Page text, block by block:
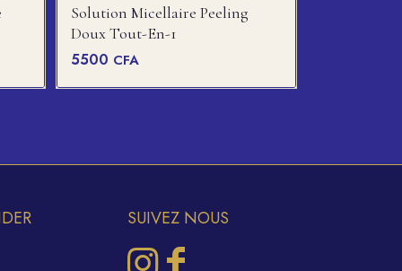
Solution Micellaire Peeling
Doux Tout-En-1
5500 CFA
SUIVEZ NOUS